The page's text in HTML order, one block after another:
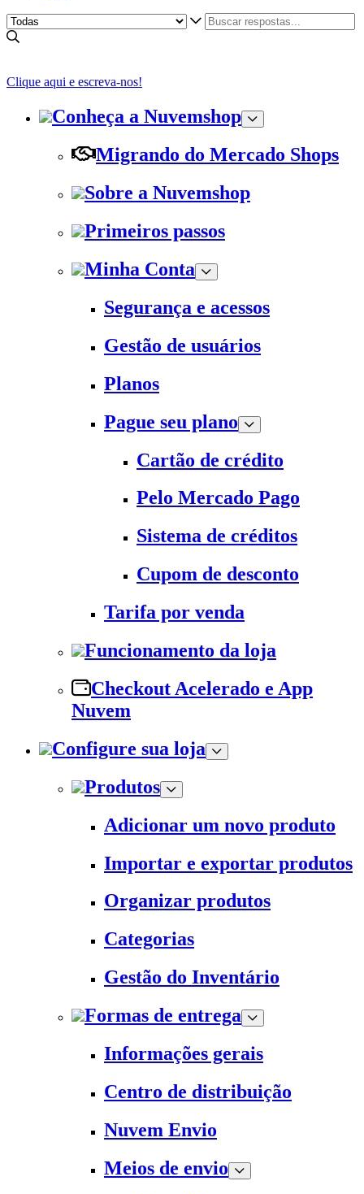
Clique aqui e escreva-nos!
Conheça a Nuvemshop
Migrando do Mercado Shops
Sobre a Nuvemshop
Primeiros passos
Minha Conta
Segurança e acessos
Gestão de usuários
Planos
Pague seu plano
Cartão de crédito
Pelo Mercado Pago
Sistema de créditos
Cupom de desconto
Tarifa por venda
Funcionamento da loja
Checkout Acelerado e App
Nuvem
Configure sua loja
Produtos
Adicionar um novo produto
Importar e exportar produtos
Organizar produtos
Categorias
Gestão do Inventário
Formas de entrega
Informações gerais
Centro de distribuição
Nuvem Envio
Meios de envio